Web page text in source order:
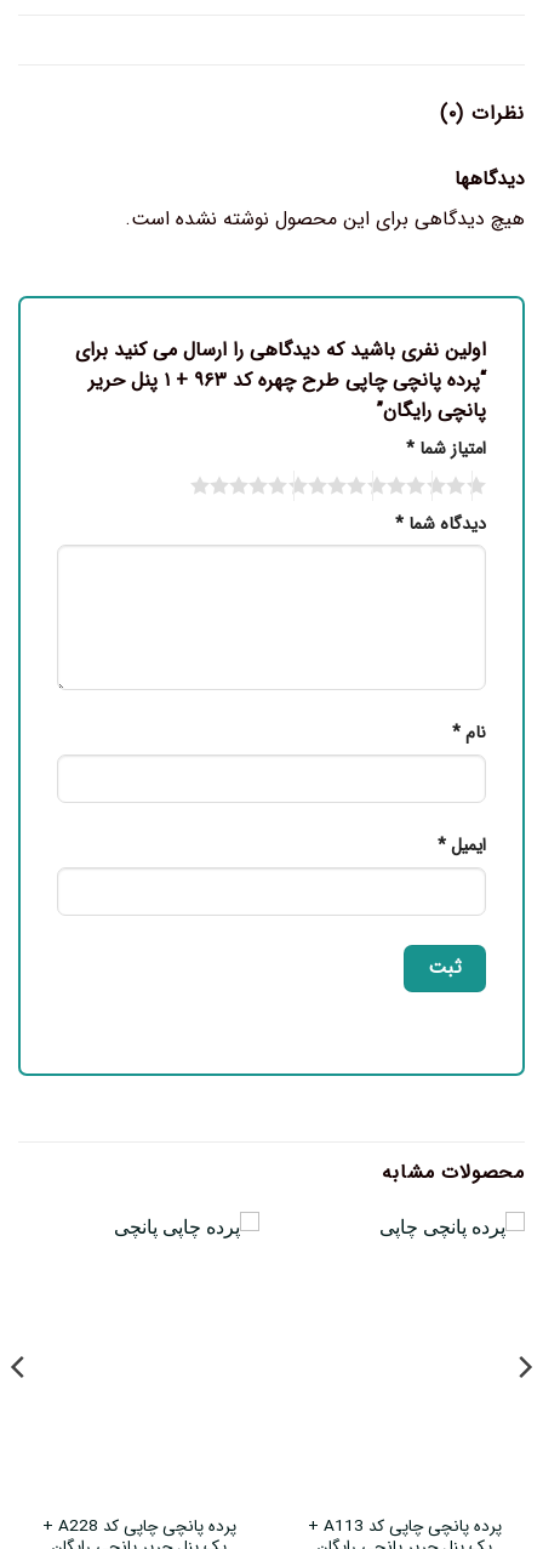
نظرات (۰)
دیدگاهها
هیچ دیدگاهی برای این محصول نوشته نشده است.
اولین نفری باشید که دیدگاهی را ارسال می کنید برای
“پرده پانچی چاپی طرح چهره کد ۹۶۳ + ۱ پنل حریر
پانچی رایگان”
امتیاز شما *
دیدگاه شما *
نام*
ایمیل*
محصولات مشابه
پرده پانچی چاپی کد A113 +
پرده پانچی چاپی کد A228 +